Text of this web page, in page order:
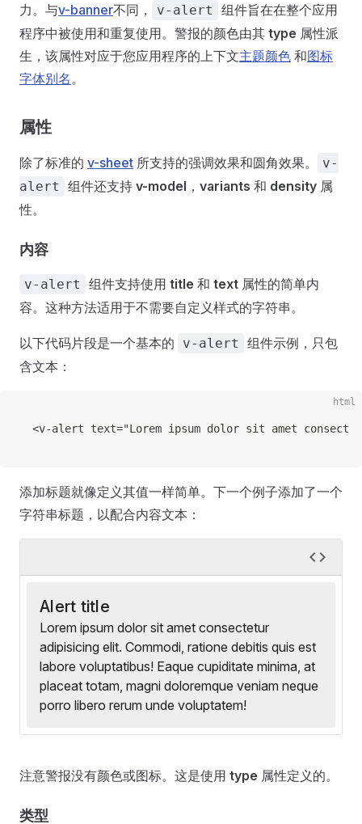
力。与v-banner不同， v-alert
组件旨在在整个应用
程序中被使用和重复使用。警报的颜色由其 type 属性派
生，该属性对应于您应用程序的上下文主题颜色 和图标
字体别名。
属性
除了标准的 v-sheet 所支持的强调效果和圆角效果。
v-
alert
组件还支持 v-model ， variants 和 density 属
性。
内容
v-alert 组件支持使用 title 和 text 属性的简单内
容。这种方法适用于不需要自定义样式的字符串。
以下代码片段是一个基本的 v-alert
组件示例，只包
含文本：
html
<v-alert text="Lorem ipsum dolor sit amet
添加标题就像定义其值一样简单。下一个例子添加了一个
字符串标题，以配合内容文本：
Alert title
Lorem ipsum dolor sit amet consectetur
adipisicing elit. Commodi, ratione debitis quis est
labore voluptatibus! Eaque cupiditate minima, at
placeat totam, magni doloremque veniam neque
porro libero rerum unde voluptatem!
注意警报没有颜色或图标。这是使用 type 属性定义的。
类型